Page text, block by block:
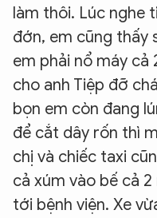
làm thôi. Lúc nghe
đớn, em cũng thấy
em phải nổ máy cả
cho anh Tiệp đỡ
bọn em còn đang
để cắt dây rốn thì
chị và chiếc taxi
cả xúm vào bế cả
tới bệnh viện. Xe